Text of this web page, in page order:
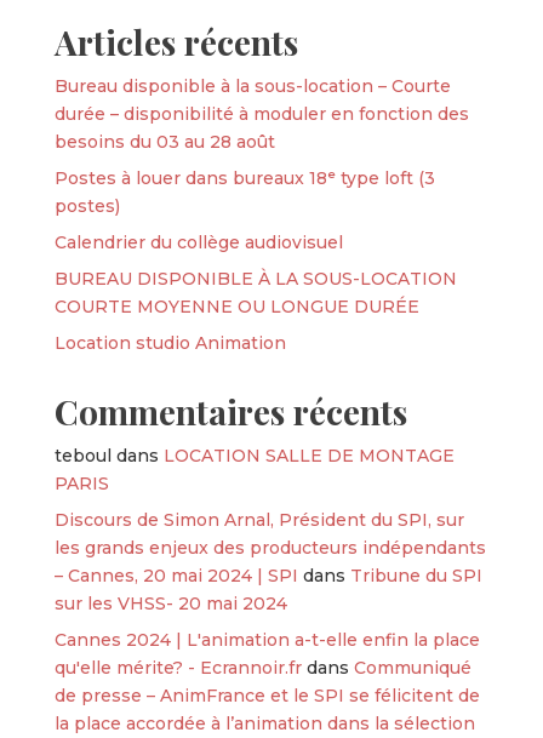
Articles récents
Bureau disponible à la sous-location – Courte
durée – disponibilité à moduler en fonction des
besoins du 03 au 28 août
Postes à louer dans bureaux 18ᵉ type loft (3
postes)
Calendrier du collège audiovisuel
BUREAU DISPONIBLE À LA SOUS-LOCATION
COURTE MOYENNE OU LONGUE DURÉE
Location studio Animation
Commentaires récents
teboul dans LOCATION SALLE DE MONTAGE
PARIS
Discours de Simon Arnal, Président du SPI, sur
les grands enjeux des producteurs indépendants
– Cannes, 20 mai 2024 | SPI dans Tribune du SPI
sur les VHSS- 20 mai 2024
Cannes 2024 | L'animation a-t-elle enfin la place
qu'elle mérite? - Ecrannoir.frdans Communiqué
de presse – AnimFrance et le SPI se félicitent de
la place accordée à l’animation dans la sélection